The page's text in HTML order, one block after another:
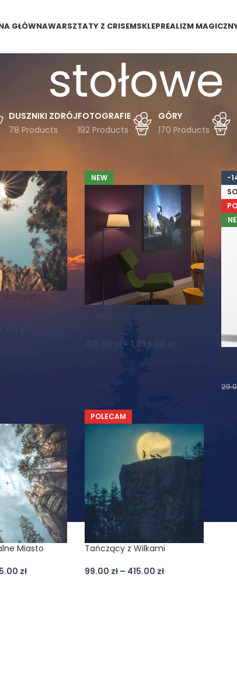
GŁÓWNAWARSZTATY Z CRISEMSKLEPREALIZM
stołowe
DUSZNIKI ZDRÓJ
78 Products
FOTOGRAFIE
192 Products
GÓRY
170 Products
NEW
Obraz Świetlny „Król Lew w
Kosmosie”
zł– 1,399.00
-
Miasto
zł
POLECAM
Tańczący z Wilkami
99.00 zł – 415.00 zł